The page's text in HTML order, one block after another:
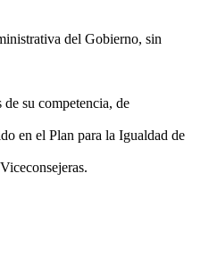
del Gobierno, sin
su competencia, de
en el Plan para la Igualdad de